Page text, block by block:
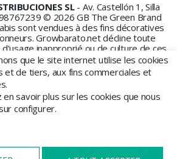
SL- Av. Castellón 1, Silla
© 2026 GB The Green Brand
sont vendues à des fins décoratives
Growbarato.net décline toute
inapproprié ou de culture de ces
graines.
que le site internet utilise les cookies
et de tiers, aux fins commerciales et
en savoir plus sur les cookies que nous
configurer.
SUR NOTRE SITE